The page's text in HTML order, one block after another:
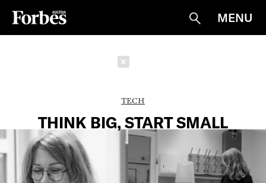
Suche
MENU
TECH
THINK BIG, START SMALL